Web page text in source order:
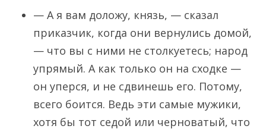
— А я вам доложу, князь, — сказал
приказчик, когда они вернулись домой,
— что вы с ними не столкуетесь; народ
упрямый. А как только он на сходке —
он уперся, и не сдвинешь его. Потому,
всего боится. Ведь эти самые мужики,
хотя бы тот седой или черноватый, что